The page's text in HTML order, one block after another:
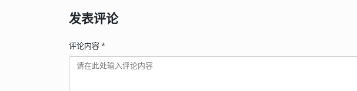
发表评论
评论内容*